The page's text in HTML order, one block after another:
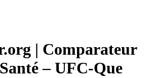
| Comparateur
– UFC-Que